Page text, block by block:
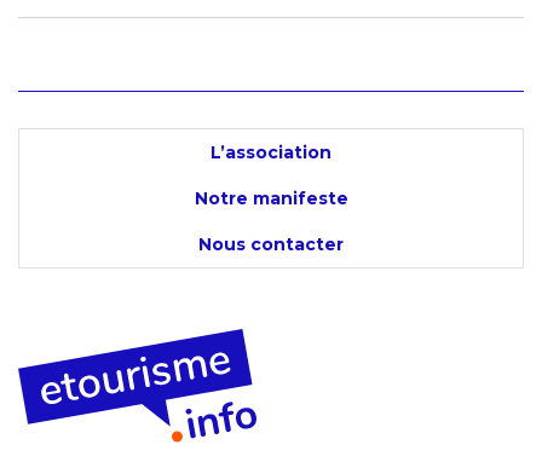
L’association
Notre manifeste
Nous contacter